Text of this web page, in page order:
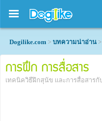
Dogilike.com > บทความน่าอ่าน >
การฝึก การสื่อสาร
เทคนิควิธีฝึกสุนัข และการสื่อสารกั